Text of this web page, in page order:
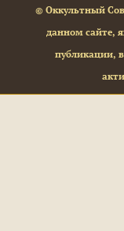
© Оккультный
данном сайте,
публикации,